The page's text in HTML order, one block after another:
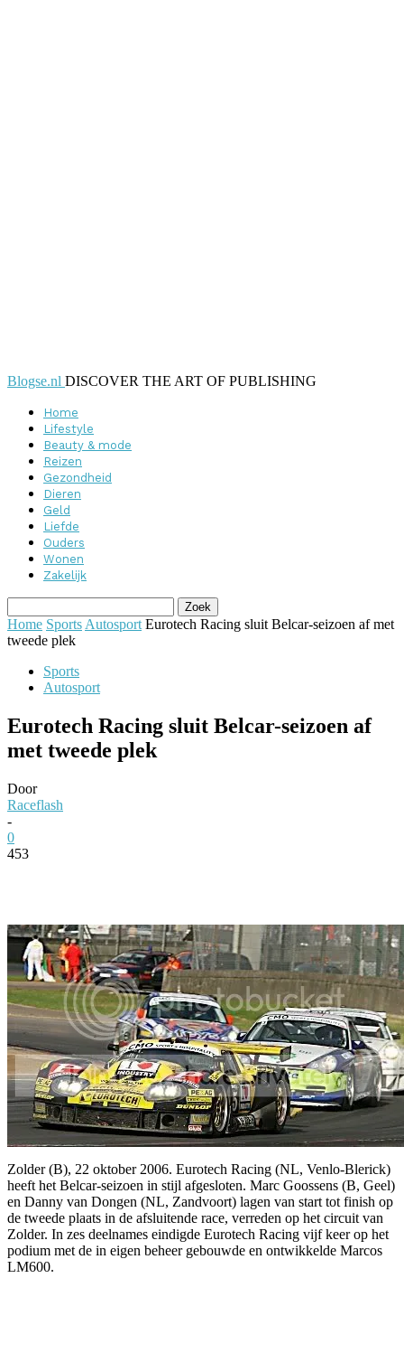
Blogse.nl DISCOVER THE ART OF PUBLISHING
Home
Lifestyle
Beauty & mode
Reizen
Gezondheid
Dieren
Geld
Liefde
Ouders
Wonen
Zakelijk
Home Sports Autosport Eurotech Racing sluit Belcar-seizoen af met
tweede plek
Sports
Autosport
Eurotech Racing sluit Belcar-seizoen af
met tweede plek
Door
Raceflash
-
0
453
Zolder (B), 22 oktober 2006. Eurotech Racing (NL, Venlo-Blerick)
heeft het Belcar-seizoen in stijl afgesloten. Marc Goossens (B, Geel)
en Danny van Dongen (NL, Zandvoort) lagen van start tot finish op
de tweede plaats in de afsluitende race, verreden op het circuit van
Zolder. In zes deelnames eindigde Eurotech Racing vijf keer op het
podium met de in eigen beheer gebouwde en ontwikkelde Marcos
LM600.